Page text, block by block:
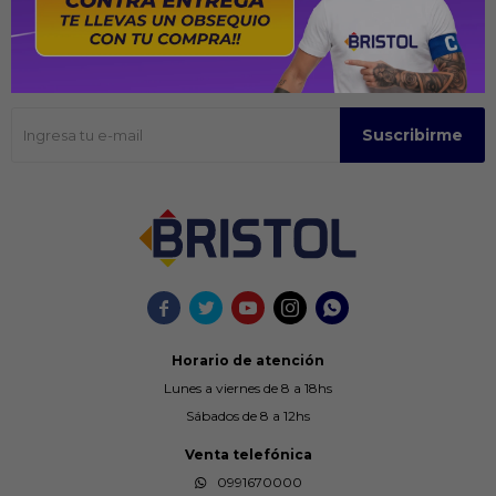
    
Horario de atención
Lunes a viernes de 8 a 18hs
Sábados de 8 a 12hs
Venta telefónica
0991670000
Recibir ofertas y promociones
Suscríbase para obtener información sobre productos y cupones
Suscribirme